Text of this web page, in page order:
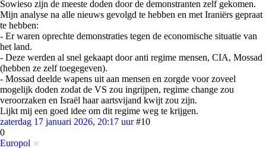
Sowieso zijn de meeste doden door de demonstranten zelf gekomen.
Mijn analyse na alle nieuws gevolgd te hebben en met Iraniërs gepraat
te hebben:
- Er waren oprechte demonstraties tegen de economische situatie van
het land.
- Deze werden al snel gekaapt door anti regime mensen, CIA, Mossad
(hebben ze zelf toegegeven).
- Mossad deelde wapens uit aan mensen en zorgde voor zoveel
mogelijk doden zodat de VS zou ingrijpen, regime change zou
veroorzaken en Israël haar aartsvijand kwijt zou zijn.
Lijkt mij een goed idee om dit regime weg te krijgen.
zaterdag 17 januari 2026, 20:17 uur #10
0
Europol